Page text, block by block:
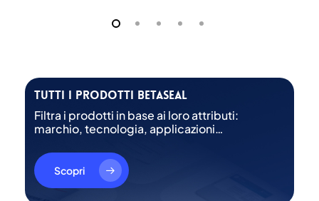
Tutti i prodotti Betaseal
Filtra i prodotti in base ai loro attributi:
marchio, tecnologia, applicazioni…
Scopri